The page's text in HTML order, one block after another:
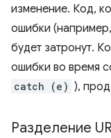
изменение. Код,
ошибки (например,
будет затронут.
ошибки во время
catch (e) ),
Разделение